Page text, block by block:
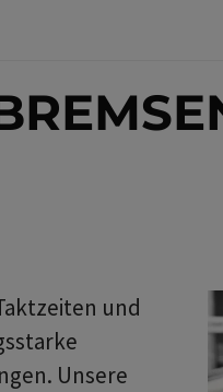
und
Unsere